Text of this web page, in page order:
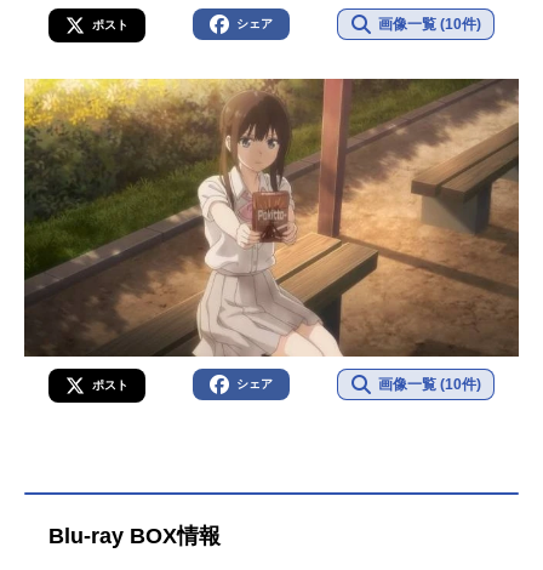
ポスト シェア 画像一覧 (10件)
ポスト シェア 画像一覧 (10件)
Blu-ray BOX情報